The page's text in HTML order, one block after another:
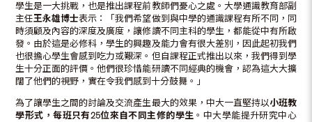
學生是一大挑戰，也是推出課程前教師們憂心之處。大學通識教育部副
主任王永雄博士表示：「我們希望做到與中學的通識課程有所不同，同
時須顧及內容的深度及廣度，讓修讀不同主科的學生，都能從中有所啟
發。由於這是必修科，學生的興趣及能力會有很大差別，因此起初我們
也很擔心學生會感到吃力或艱深。但自課程正式推出以來，我們得到學
生十分正面的評價。他們很珍惜能研讀不同經典的機會，認為這大大擴
闊了他們的視野，實在令我們感到十分鼓舞。」
為了讓學生之間的討論及交流產生最大的效果，中大一直堅持以小班教
學形式，每班只有25位來自不同主修的學生 。中大學能提升研究中心